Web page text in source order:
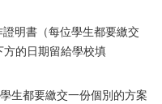
明書（每位學生都要繳交
的日期留給學校填
生都要繳交一份個別的方案